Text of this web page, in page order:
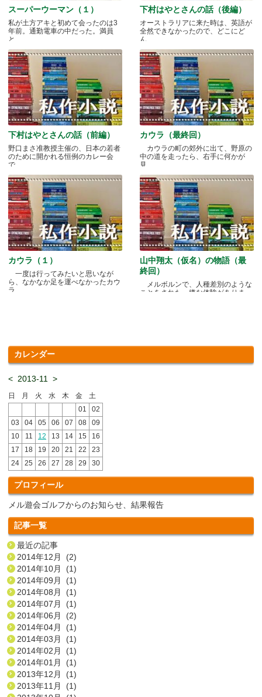
スーパーウーマン（１）
私が土方アキと初めて会ったのは3
年前。通勤電車の中だった。満員
と.....
下村はやとさんの話（後編）
オーストラリアに来た時は、英語が
全然できなかったので、どこにど
ん.....
下村はやとさんの話（前編）
野口まさ准教授主催の、日本の若者
のために開かれる恒例のカレー会
で.....
カウラ（最終回）
カウラの町の郊外に出て、野原の
中の道を走ったら、右手に何かが
見.....
カウラ（１）
一度は行ってみたいと思いなが
ら、なかなか足を運べなかったカウ
ラ.....
山中翔太（仮名）の物語（最
終回）
メルボルンで、人種差別のような
ことをされた、嫌な体験がありま
カレンダー
< 2013-11 >
日 月 火 水 木 金
土
01
02
03
04 05 06 07 08
09
10
11 12 13 14 15
16
17
18 19 20 21 22
23
24
25 26 27 28 29 30
プロフィール
メル遊会ゴルフからのお知らせ、結果報告
記事一覧
最近の記事
2014年12月 (2)
2014年10月 (1)
2014年09月 (1)
2014年08月 (1)
2014年07月 (1)
2014年06月 (2)
2014年04月 (1)
2014年03月 (1)
2014年02月 (1)
2014年01月 (1)
2013年12月 (1)
2013年11月 (1)